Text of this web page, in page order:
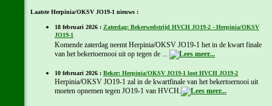
Laatste Herpinia/OKSV JO19-1 nieuws :
18 februari 2026 : Zaterdag: Bekerwedstrijd HVCH JO19-2 - Herpinia/OKSV
JO19-1
Komende zaterdag neemt Herpinia/OKSV JO19-1 het in de kwart finale
van het bekertoernooi uit op tegen de ...
10 februari 2026 : Beker: Herpinia/OKSV JO19-1 loot HVCH JO19-2
Herpinia/OKSV JO19-1 zal in de kwartfinale van het bekertoernooi uit
moeten opnemen tegen JO19-1 van HVCH.